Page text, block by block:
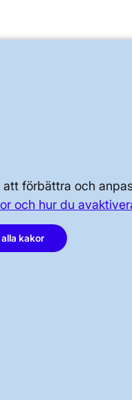
förbättra och
och hur du
kakor